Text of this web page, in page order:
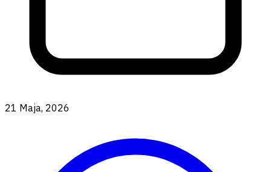
21 Maja, 2026